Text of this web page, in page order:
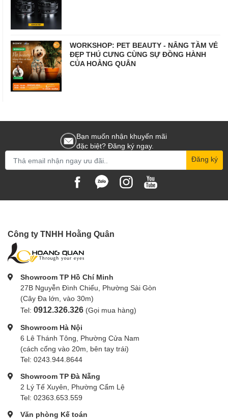
WORKSHOP: PET BEAUTY - NÂNG TẦM VẺ
ĐẸP THÚ CƯNG CÙNG SỰ ĐỒNG HÀNH
CỦA HOẰNG QUÂN
Bạn muốn nhận khuyến mãi
đặc biệt? Đăng ký ngay.
Đăng ký
Công ty TNHH Hoằng Quân
Showroom TP Hồ Chí Minh
27B Nguyễn Đình Chiểu, Phường Sài Gòn
(Cây Đa lớn, vào 30m)
Tel: 0912.326.326 (Gọi mua hàng)
Showroom Hà Nội
6 Lê Thánh Tông, Phường Cửa Nam
(cách cổng vào 20m, bên tay trái)
Tel: 0243.944.8644
Showroom TP Đà Nẵng
2 Lý Tế Xuyên, Phường Cẩm Lệ
Tel: 02363.653.559
Văn phòng Kế toán